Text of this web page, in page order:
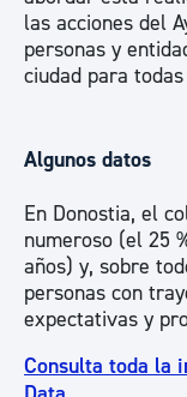
las acciones del
personas y
ciudad para
Algunos datos
En Donostia, el
numeroso (el 25
años) y, sobre
personas con
expectativas y
Consulta toda la